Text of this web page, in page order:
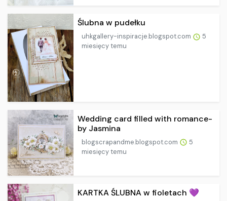
Ślubna w pudełku
uhkgallery-inspiracje.blogspot.com
5
miesięcy temu
Wedding card filled with romance-
by Jasmina
blogscrapandme.blogspot.com
5
miesięcy temu
KARTKA ŚLUBNA w fioletach 💜